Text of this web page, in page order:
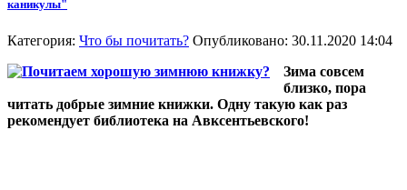
каникулы"
Категория: Что бы почитать? Опубликовано: 30.11.2020 14:04
Зима совсем
близко, пора
читать добрые зимние книжки. Одну такую как раз
рекомендует библиотека на Авксентьевского!